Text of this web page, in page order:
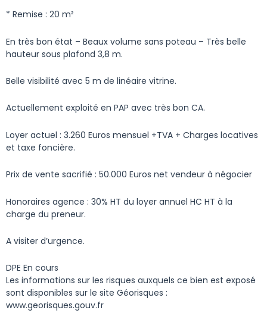
* Remise : 20 m²
En très bon état – Beaux volume sans poteau – Très belle
hauteur sous plafond 3,8 m.
Belle visibilité avec 5 m de linéaire vitrine.
Actuellement exploité en PAP avec très bon CA.
Loyer actuel : 3.260 Euros mensuel +TVA + Charges locatives
et taxe foncière.
Prix de vente sacrifié : 50.000 Euros net vendeur à négocier
Honoraires agence : 30% HT du loyer annuel HC HT à la
charge du preneur.
A visiter d’urgence.
DPE En cours
Les informations sur les risques auxquels ce bien est exposé
sont disponibles sur le site Géorisques :
www.georisques.gouv.fr